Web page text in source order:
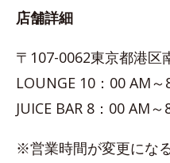
店舗詳細
〒107-0062東京都港区
LOUNGE 10：00 AM～
JUICE BAR 8：00 AM
※営業時間が変更にな